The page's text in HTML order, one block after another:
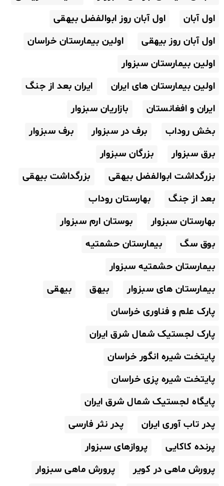
اول آبان
اول آبان روز ابوالفضل بیهقی
اول آبان روز بیهقی
اولین بیمارستان خراسان
اولین بیمارستان سبزوار
اولین بیمارستان های ایران
ایران بعد از جنگ
ایران و افغانستان
بازاریان سبزوار
بخش روداب
برف در سبزوار
برف سبزوار
برق سبزوار
بزرگان سبزوار
بزرگداشت ابوالفضل بیهقی
بزرگداشت بیهقی
بعد از جنگ
بهارستان روداب
بهارستان سبزوار
بوستان ارم سبزوار
بوق سگ
بیمارستان حشمتیه
بیمارستان حشمتیه سبزوار
بیمارستان های سبزوار
بیهق
بیهقی
پارک علم و فناوری خراسان
پارک لجستیک شمال شرق ایران
پایتخت شیره انگور خراسان
پایتخت شیره پزی خراسان
پایگاه لجستیک شمال شرق ایران
پدر تاب آوری ایران
پدر نثر فارسی
پرنده کاکایی
پروازهای سبزوار
پرورش ماهی در کویر
پرورش ماهی سبزوار